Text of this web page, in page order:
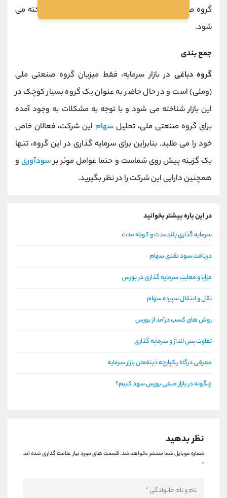
گروه صنعتی ملی، به عنوان بزرگترین
آن شناخته می
شود.
جمع بندی
گروه دباغی در بازار سرمایه، فقط میزبان گروه صنعتی ملی
(وملی) است و در حال حاضر به عنوان یک گروه بسیار کوچک در
این بازار شناخته می شود و با توجه به مشکلات به وجود آمده
برای گروه صنعتی ملی، تحلیل سهام این شرکت، فعالان خاص
خود را می طلبد. بنابراین برای سرمایه گذاری در این گروه، تنها
یک گزینه پیش روی شماست و حتما عوامل موثر برسودآوریو
همچنین دارایی این شرکت را در نظر بگیرید.
در این باره بیشتر بخوانید
سرمایه گذاری بلندمدت و کوتاه مدت
دریافت سود نقدی سهام
مزایا و معایب سرمایه گذاری در بورس
نقل و انتقال سپرده سهام
روش های کسب درآمد از بورس
تفاوت پس انداز و سرمایه گذاری
معرفی درگاه یکپارچه ذینفعان بازار سرمایه
چگونه در بازار منفی بورس سود کنیم؟
نظر بدهید
شماره موبایل شما منتشر نخواهد شد.قسمت های مورد نیاز علامت گذاری شده اند
*